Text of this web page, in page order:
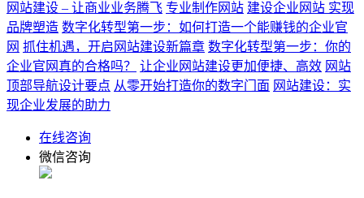
网站建设 – 让商业业务腾飞 专业制作网站 建设企业网站 实现
品牌塑造 数字化转型第一步：如何打造一个能赚钱的企业官
网 抓住机遇，开启网站建设新篇章 数字化转型第一步：你的
企业官网真的合格吗？
让企业网站建设更加便捷、高效 网站
顶部导航设计要点 从零开始打造你的数字门面 网站建设：实
现企业发展的助力
在线咨询
微信咨询